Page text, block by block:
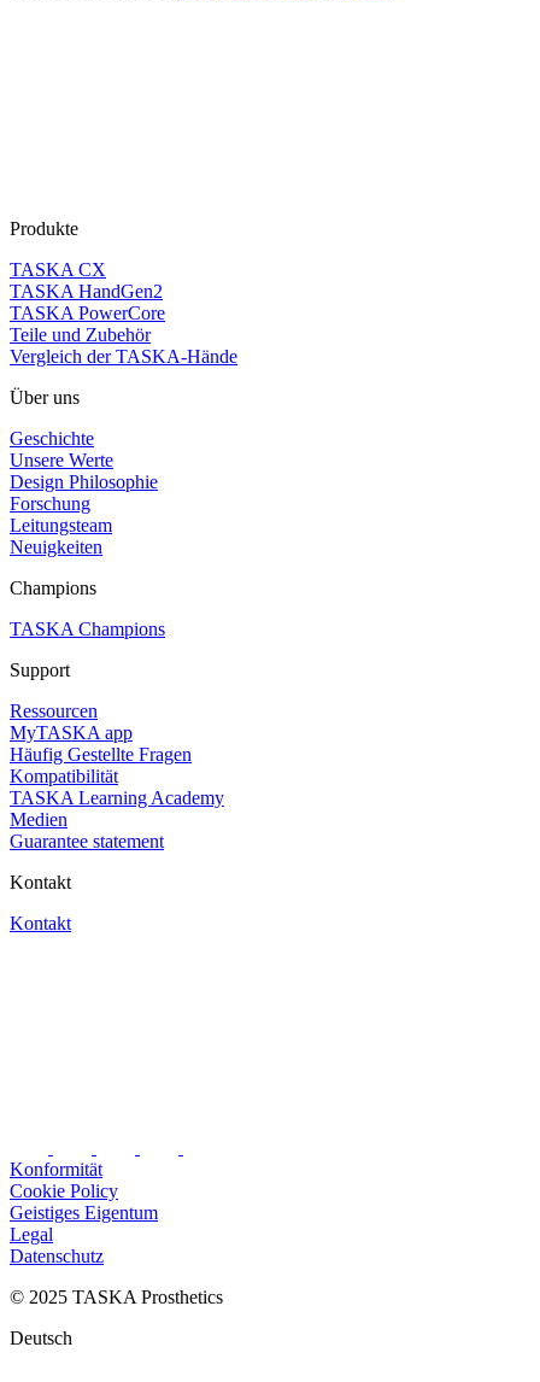
Produkte
TASKA CX
TASKA HandGen2
TASKA PowerCore
Teile und Zubehör
Vergleich der TASKA-Hände
Über uns
Geschichte
Unsere Werte
Design Philosophie
Forschung
Leitungsteam
Neuigkeiten
Champions
TASKA Champions
Support
Ressourcen
MyTASKA app
Häufig Gestellte Fragen
Kompatibilität
TASKA Learning Academy
Medien
Guarantee statement
Kontakt
Kontakt
Konformität
Cookie Policy
Geistiges Eigentum
Legal
Datenschutz
© 2025 TASKA Prosthetics
Deutsch